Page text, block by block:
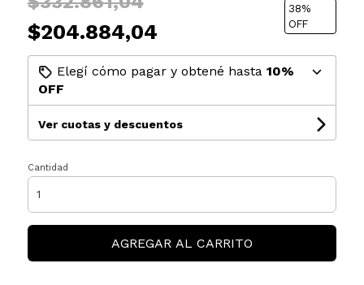
$204.884,04
38%
OFF
Elegí cómo pagar y obtené hasta 10%
OFF
Ver cuotas y descuentos
Cantidad
AGREGAR AL CARRITO